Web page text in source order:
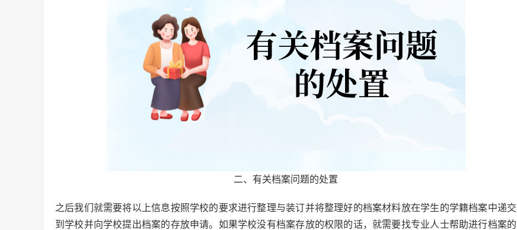
二、有关档案问题的处置
之后我们就需要将以上信息按照学校的要求进行整理与装订并将整理好的档案材料放在学生的学籍档案中递交
到学校并向学校提出档案的存放申请。如果学校没有档案存放的权限的话，就需要找专业人士帮助进行档案的